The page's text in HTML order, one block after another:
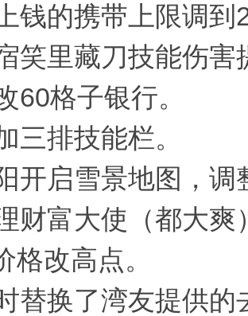
钱的携带上限调到
笑里藏刀技能伤
60格子银行。
三排技能栏。
开启雪景地图，调
财富大使（都大
格改高点。
替换了湾友提供